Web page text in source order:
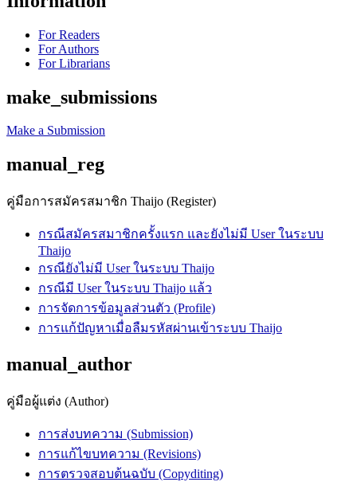
For Readers
For Authors
For Librarians
make_submissions
Make a Submission
manual_reg
คู่มือการสมัครสมาชิก Thaijo (Register)
กรณีสมัครสมาชิกครั้งแรก และยังไม่มี User ในระบบ
Thaijo
กรณียังไม่มี User ในระบบ Thaijo
กรณีมี User ในระบบ Thaijo แล้ว
การจัดการข้อมูลส่วนตัว (Profile)
การแก้ปัญหาเมื่อลืมรหัสผ่านเข้าระบบ Thaijo
manual_author
คู่มือผู้แต่ง (Author)
การส่งบทความ (Submission)
การแก้ไขบทความ (Revisions)
การตรวจสอบต้นฉบับ (Copyditing)